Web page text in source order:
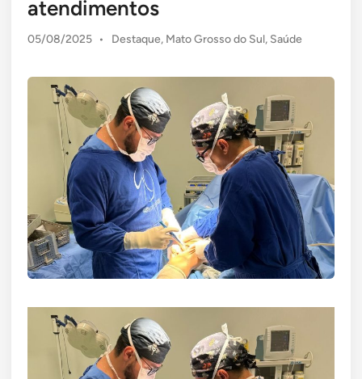
atendimentos
05/08/2025 •
Posted
Destaque, Mato Grosso do Sul, Saúde